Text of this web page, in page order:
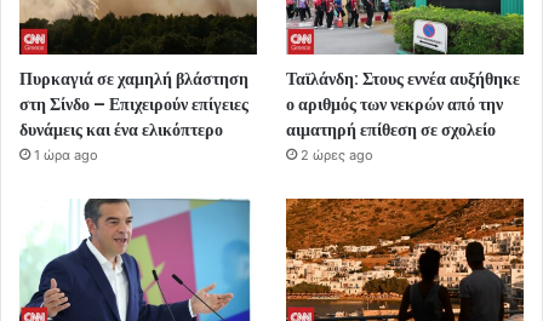
Πυρκαγιά σε χαμηλή βλάστηση
στη Σίνδο – Επιχειρούν επίγειες
δυνάμεις και ένα ελικόπτερο
1 ώρα ago
Ταϊλάνδη: Στους εννέα αυξήθηκε
ο αριθμός των νεκρών από την
αιματηρή επίθεση σε σχολείο
2 ώρες ago